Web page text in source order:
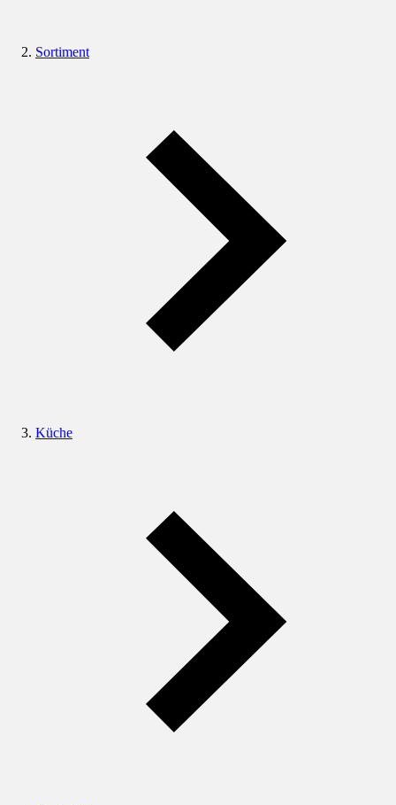
Sortiment
Küche